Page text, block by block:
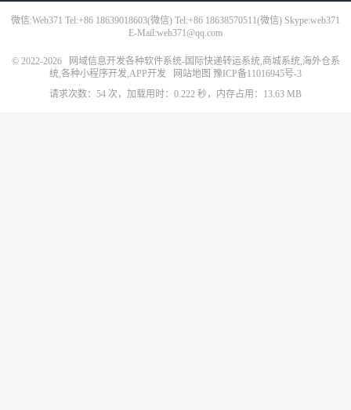
微信:Web371 Tel:+86 18639018603(微信) Tel:+86 18638570511(微信) Skype:web371
E-Mail:web371@qq.com
© 2022-2026
网域信息开发各种软件系统-国际快递转运系统,商城系统,海外仓系
统,各种小程序开发,APP开发
网站地图 豫ICP备11016945号-3
请求次数：54 次，加载用时：0.222 秒，内存占用：13.63 MB